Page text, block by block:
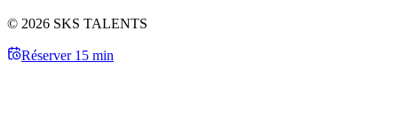
© 2026 SKS TALENTS
Réserver 15 min